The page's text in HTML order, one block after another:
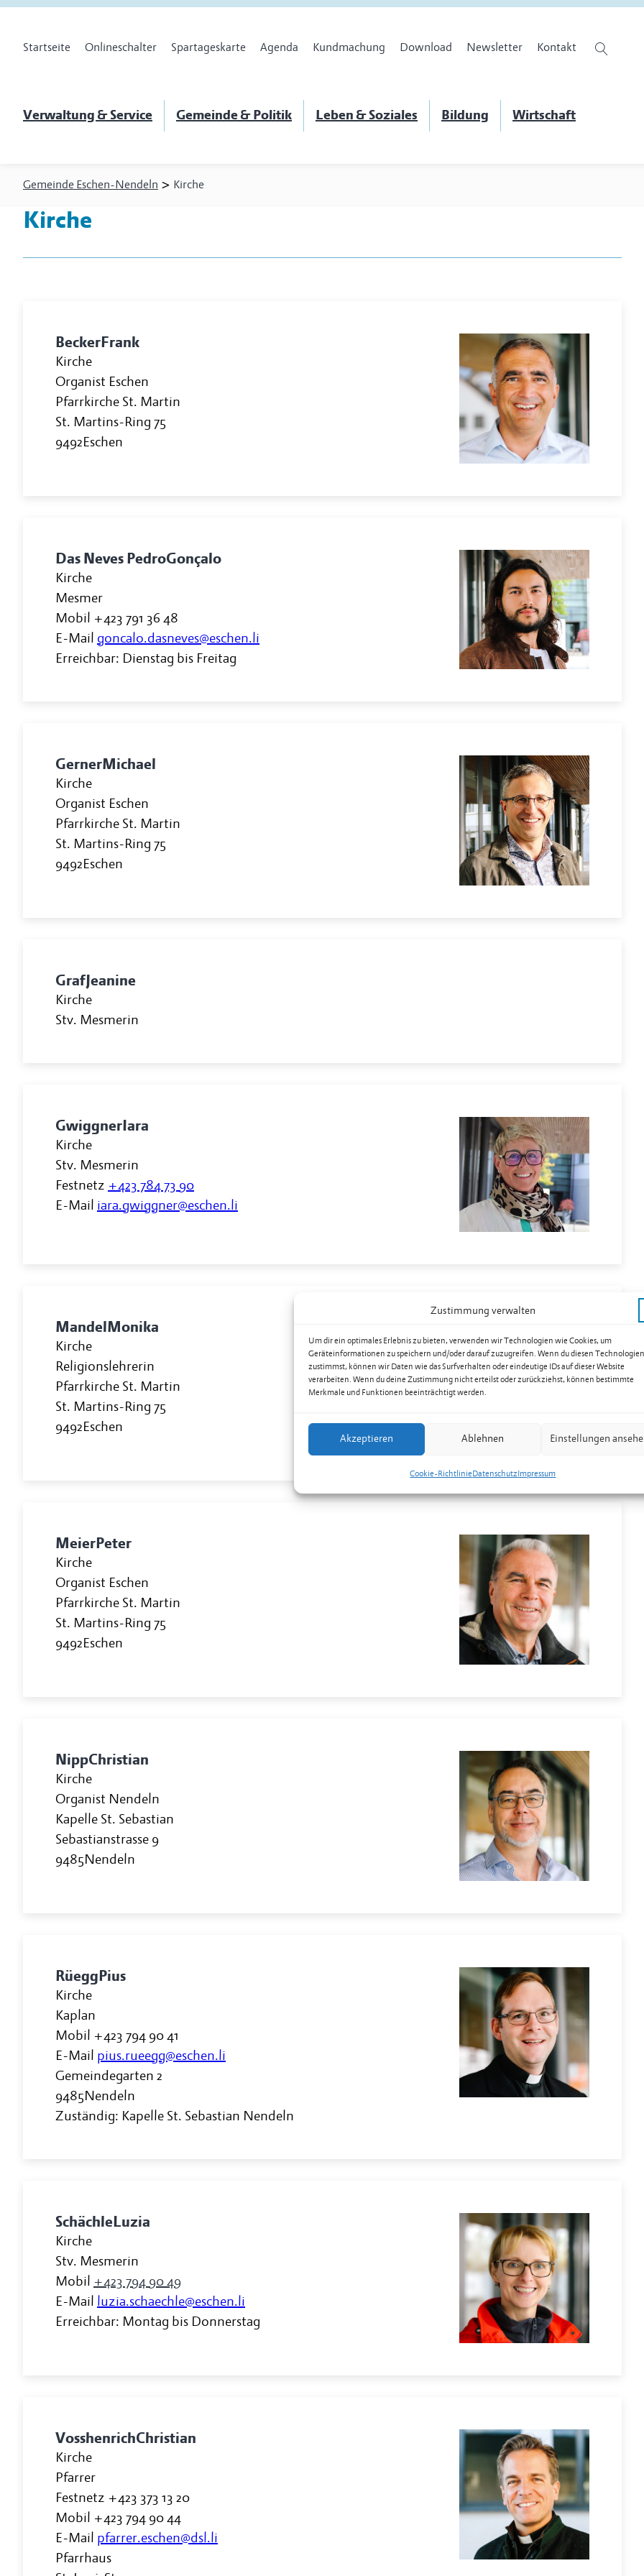
Zustimmung verwalten
Um dir ein optimales Erlebnis zu bieten, verwenden wir Technologien wie Cookies, um
Geräteinformationen zu speichern und/oder darauf zuzugreifen. Wenn du diesen Technologien
zustimmst, können wir Daten wie das Surfverhalten oder eindeutige IDs auf dieser Website
verarbeiten. Wenn du deine Zustimmung nicht erteilst oder zurückziehst, können bestimmte
Merkmale und Funktionen beeinträchtigt werden.
Akzeptieren Ablehnen Einstellungen
Cookie-RichtlinieDatenschutzImpressum
Startseite Onlineschalter Spartageskarte Agenda Kundmachung Download Newsletter Kontakt
Verwaltung & Service Gemeinde & Politik Leben & Soziales Bildung Wirtschaft
Gemeinde Eschen-Nendeln > Kirche
Kirche
BeckerFrank
Kirche
Organist Eschen
Pfarrkirche St. Martin
St. Martins-Ring 75
9492Eschen
Das Neves PedroGonçalo
Kirche
Mesmer
Mobil +423 791 36 48
E-Mail goncalo.dasneves@eschen.li
Erreichbar: Dienstag bis Freitag
GernerMichael
Kirche
Organist Eschen
Pfarrkirche St. Martin
St. Martins-Ring 75
9492Eschen
GrafJeanine
Kirche
Stv. Mesmerin
GwiggnerIara
Kirche
Stv. Mesmerin
Festnetz +423 784 73 90
E-Mail iara.gwiggner@eschen.li
MandelMonika
Kirche
Religionslehrerin
Pfarrkirche St. Martin
St. Martins-Ring 75
9492Eschen
MeierPeter
Kirche
Organist Eschen
Pfarrkirche St. Martin
St. Martins-Ring 75
9492Eschen
NippChristian
Kirche
Organist Nendeln
Kapelle St. Sebastian
Sebastianstrasse 9
9485Nendeln
RüeggPius
Kirche
Kaplan
Mobil +423 794 90 41
E-Mail pius.rueegg@eschen.li
Gemeindegarten 2
9485Nendeln
Zuständig: Kapelle St. Sebastian Nendeln
SchächleLuzia
Kirche
Stv. Mesmerin
Mobil +423 794 90 49
E-Mail luzia.schaechle@eschen.li
Erreichbar: Montag bis Donnerstag
VosshenrichChristian
Kirche
Pfarrer
Festnetz +423 373 13 20
Mobil +423 794 90 44
E-Mail pfarrer.eschen@dsl.li
Pfarrhaus